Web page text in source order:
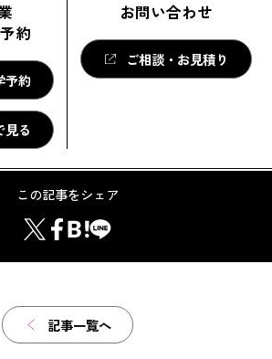
約
予約
見る
お問い合わせ
ご相談・お見積り
この記事をシェア
記事一覧へ